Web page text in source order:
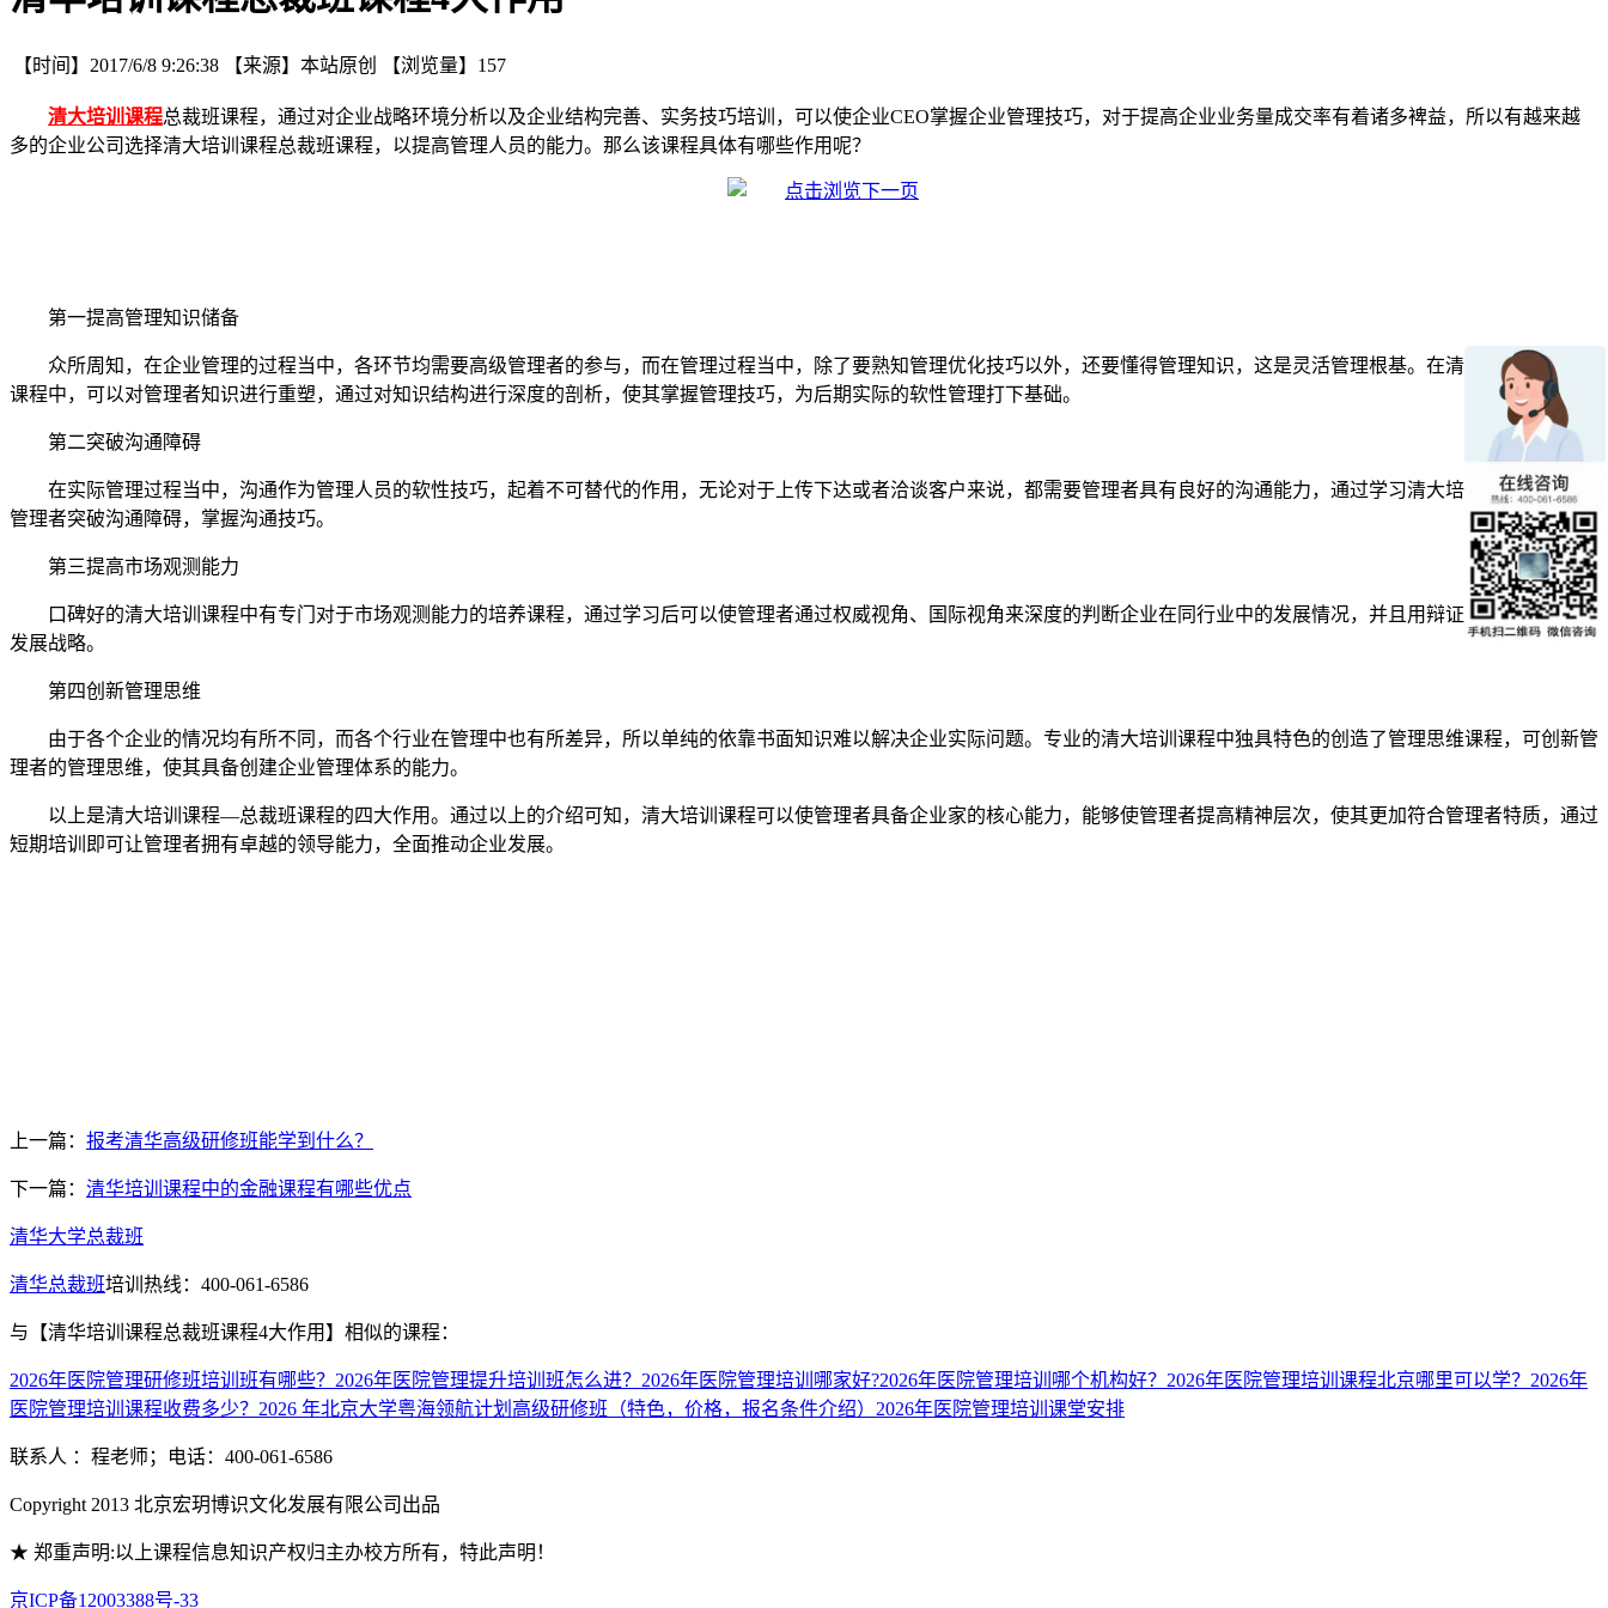
【时间】 2017/6/8 9:26:38 【来源】 本站原创 【浏览量】 157
清大培训课程总裁班课程，通过对企业战略环境分析以及企业结构完善、实务技巧培训，可以使企业CEO掌握企业管理技巧，对于提高企业业务量成交率有着诸多裨益，所以有越来越
多的企业公司选择清大培训课程总裁班课程，以提高管理人员的能力。那么该课程具体有哪些作用呢？
第一提高管理知识储备
众所周知，在企业管理的过程当中，各环节均需要高级管理者的参与，而在管理过程当中，除了要熟知管理优化技巧以外，还要懂得管理知识，这是灵活管理根基。在清大培训课程总裁
课程中，可以对管理者知识进行重塑，通过对知识结构进行深度的剖析，使其掌握管理技巧，为后期实际的软性管理打下基础。
第二突破沟通障碍
在实际管理过程当中，沟通作为管理人员的软性技巧，起着不可替代的作用，无论对于上传下达或者洽谈客户来说，都需要管理者具有良好的沟通能力，通过学习清大培训课程，能够使
管理者突破沟通障碍，掌握沟通技巧。
第三提高市场观测能力
口碑好的清大培训课程中有专门对于市场观测能力的培养课程，通过学习后可以使管理者通过权威视角、国际视角来深度的判断企业在同行业中的发展情况，并且用辩证的观念提出企业
发展战略。
第四创新管理思维
由于各个企业的情况均有所不同，而各个行业在管理中也有所差异，所以单纯的依靠书面知识难以解决企业实际问题。专业的清大培训课程中独具特色的创造了管理思维课程，可创新管
理者的管理思维，使其具备创建企业管理体系的能力。
以上是清大培训课程—总裁班课程的四大作用。通过以上的介绍可知，清大培训课程可以使管理者具备企业家的核心能力，能够使管理者提高精神层次，使其更加符合管理者特质，通过
短期培训即可让管理者拥有卓越的领导能力，全面推动企业发展。
上一篇： 报考清华高级研修班能学到什么？
下一篇： 清华培训课程中的金融课程有哪些优点
清华大学总裁班
清华总裁班培训热线：400-061-6586
与 【清华培训课程总裁班课程4大作用】 相似的课程：
2026年医院管理研修班培训班有哪些？ 2026年医院管理提升培训班怎么进？ 2026年医院管理培训哪家好?2026年医院管理培训哪个机构好？ 2026年医院管理培训课程北京哪里可以学？ 2026年
医院管理培训课程收费多少？ 2026 年北京大学粤海领航计划高级研修班（特色，价格，报名条件介绍） 2026年医院管理培训课堂安排
联系人 ：程老师；电话：400-061-6586
Copyright 2013 北京宏玥博识文化发展有限公司出品
★ 郑重声明:以上课程信息知识产权归主办校方所有，特此声明！
京ICP备12003388号-33